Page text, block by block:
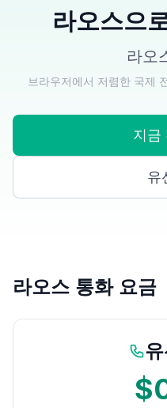
라오스으
라오
브라우저에서 저렴한 국제
지금
유
라오스 통화 요금